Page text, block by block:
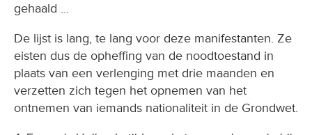
gehaald ...
De lijst is lang, te lang voor deze manifestanten. Ze
eisten dus de opheffing van de noodtoestand in
plaats van een verlenging met drie maanden en
verzetten zich tegen het opnemen van het
ontnemen van iemands nationaliteit in de Grondwet.